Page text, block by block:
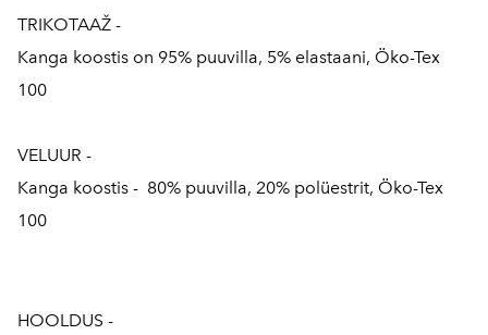
TRIKOTAAŽ -
Kanga koostis on 95% puuvilla, 5% elastaani, Öko-Tex
100
VELUUR -
Kanga koostis - 80% puuvilla, 20% polüestrit, Öko-Tex
100
HOOLDUS -